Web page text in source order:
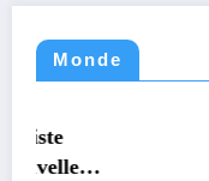
Monde
Les
plainte